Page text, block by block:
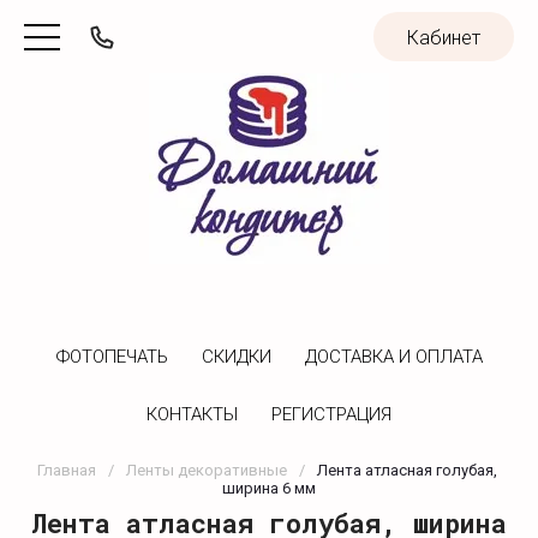
Кабинет
ФОТОПЕЧАТЬ CКИДКИ ДОСТАВКА И ОПЛАТА
КОНТАКТЫ РЕГИСТРАЦИЯ
Главная / Ленты декоративные /
Лента атласная голубая,
ширина 6 мм
Лента атласная голубая, ширина